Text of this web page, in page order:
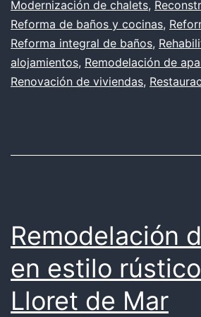
Modernización de chalets,
Reforma de baños y cocinas,
Reforma integral de baños,
alojamientos, Remodelación de
Renovación de viviendas,
Remodelación
en estilo
Lloret de Mar